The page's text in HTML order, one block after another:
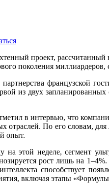
проект,
поколения
французской
из двух
в интервью, что
отраслей. По его словам,
опыт.
на этой неделе, сегмент
рост лишь на
интеллекта способствует
включая этапы